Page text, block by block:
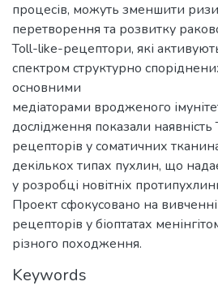
процесів, можуть зменшити
перетворення та розвитку
Toll-like-рецептори, які
спектром структурно
основними
медіаторами вродженого
дослідження показали
рецепторів у соматичних
декількох типах пухлин, що
у розробці новітніх
Проект сфокусовано на вивченні
рецепторів у біоптатах
різного походження.
Keywords